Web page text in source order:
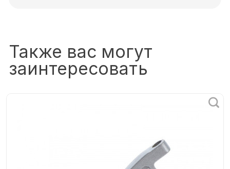
Также вас могут
заинтересовать